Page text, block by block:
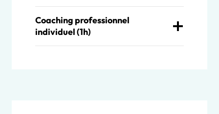
Coaching professionnel
individuel (1h)